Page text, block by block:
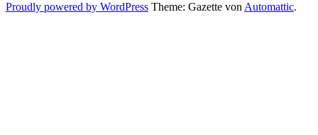
Proudly powered by WordPress Theme: Gazette vonAutomattic.